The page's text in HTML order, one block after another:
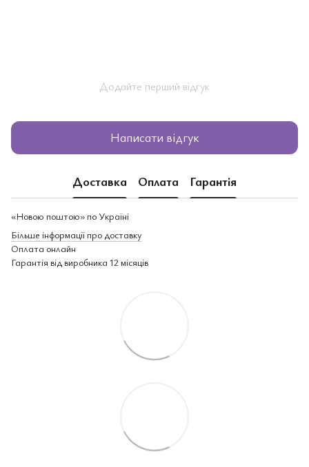
Додайте перший відгук
Написати відгук
Доставка Оплата Гарантія
«Новою поштою» по Україні
Більше інформації про доставку
Оплата онлайн
Гарантія від виробника 12 місяців